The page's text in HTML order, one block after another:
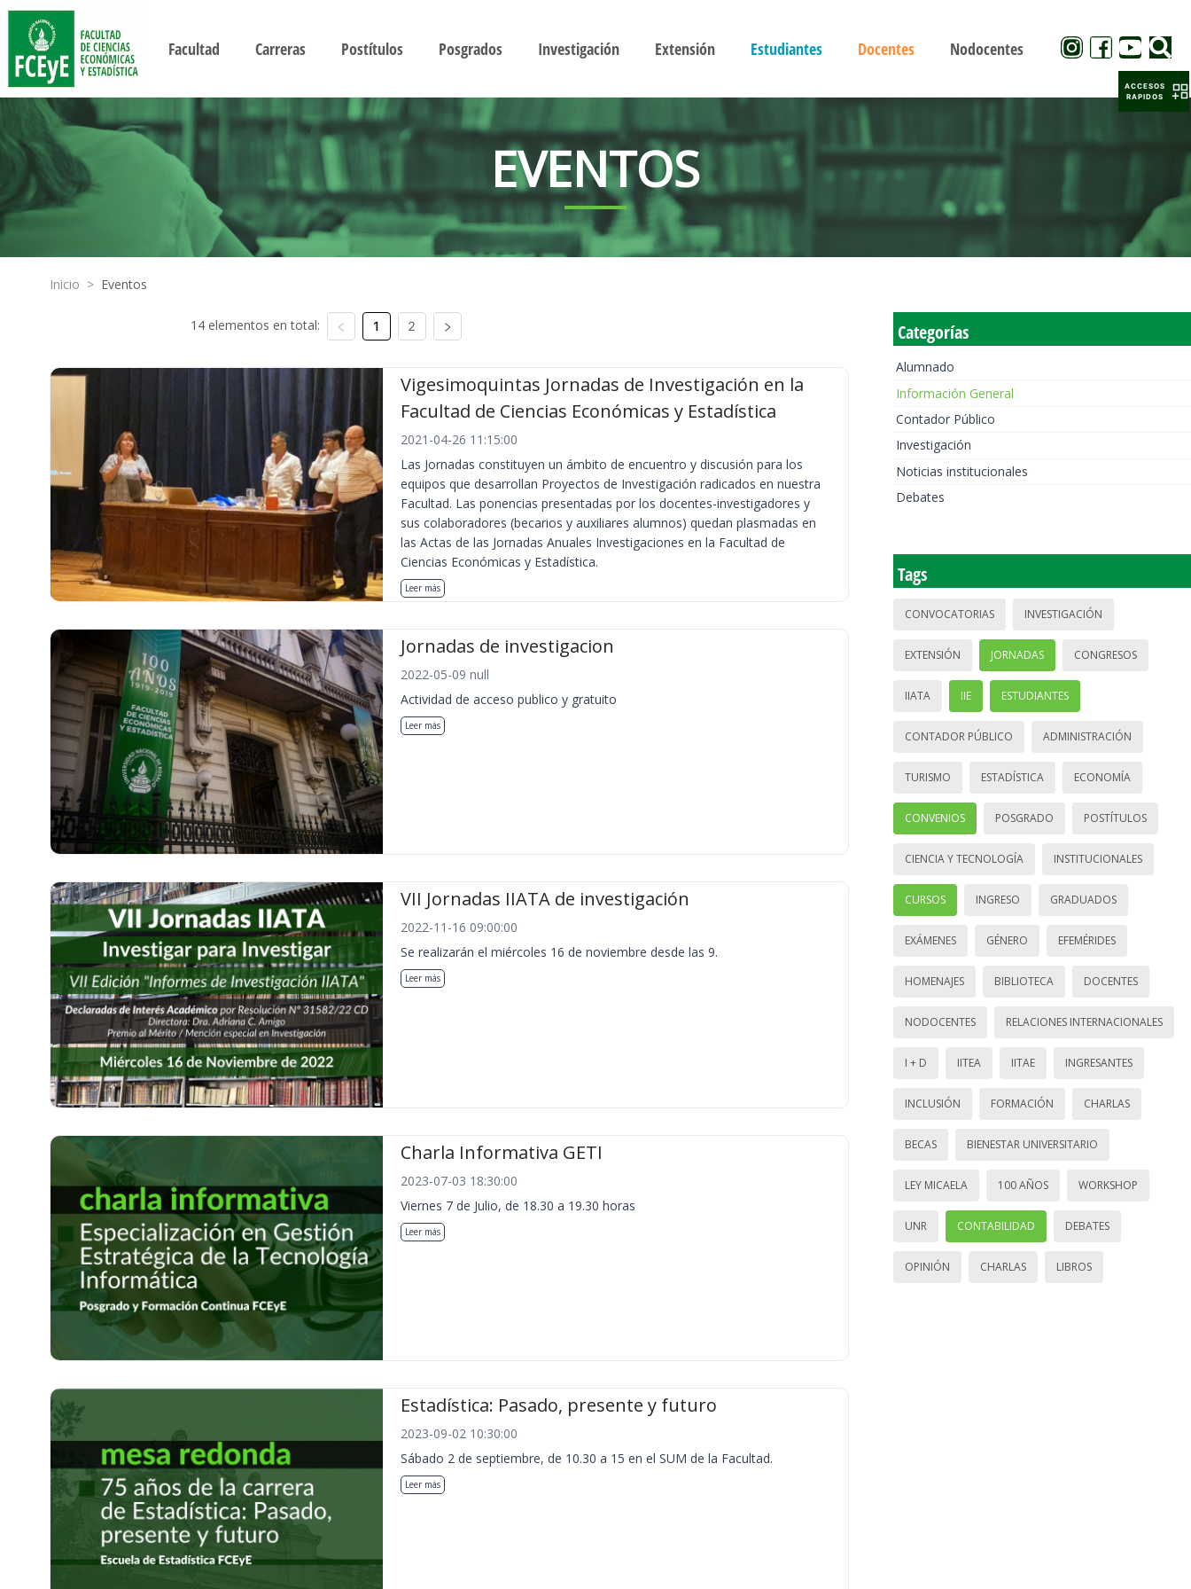
Facultad Carreras Postítulos Posgrados Investigación Extensión Estudiantes Docentes Nodocentes
EVENTOS
Inicio > Eventos
14 elementos en total: 1 2
Vigesimoquintas Jornadas de Investigación en la
Facultad de Ciencias Económicas y Estadística
2021-04-26 11:15:00
Las Jornadas constituyen un ámbito de encuentro y discusión para los
equipos que desarrollan Proyectos de Investigación radicados en nuestra
Facultad. Las ponencias presentadas por los docentes-investigadores y
sus colaboradores (becarios y auxiliares alumnos) quedan plasmadas en
las Actas de las Jornadas Anuales Investigaciones en la Facultad de
Ciencias Económicas y Estadística.
Leer más
Jornadas de investigacion
2022-05-09 null
Actividad de acceso publico y gratuito
Leer más
VII Jornadas IIATA de investigación
2022-11-16 09:00:00
Se realizarán el miércoles 16 de noviembre desde las 9.
Leer más
Charla Informativa GETI
2023-07-03 18:30:00
Viernes 7 de Julio, de 18.30 a 19.30 horas
Leer más
Estadística: Pasado, presente y futuro
2023-09-02 10:30:00
Sábado 2 de septiembre, de 10.30 a 15 en el SUM de la Facultad.
Leer más
Categorías
Alumnado
Información General
Contador Público
Investigación
Noticias institucionales
Debates
Tags
CONVOCATORIAS INVESTIGACIÓN
EXTENSIÓN JORNADAS CONGRESOS
IIATA IIE ESTUDIANTES
CONTADOR PÚBLICO ADMINISTRACIÓN
TURISMO ESTADÍSTICA ECONOMÍA
CONVENIOS POSGRADO POSTÍTULOS
CIENCIA Y TECNOLOGÍA INSTITUCIONALES
CURSOS INGRESO GRADUADOS
EXÁMENES GÉNERO EFEMÉRIDES
HOMENAJES BIBLIOTECA DOCENTES
NODOCENTES RELACIONES INTERNACIONALES
I + D IITEA IITAE INGRESANTES
INCLUSIÓN FORMACIÓN CHARLAS
BECAS BIENESTAR UNIVERSITARIO
LEY MICAELA 100 AÑOS WORKSHOP
UNR CONTABILIDAD DEBATES
OPINIÓN CHARLAS LIBROS
ACCESOS
RAPIDOS